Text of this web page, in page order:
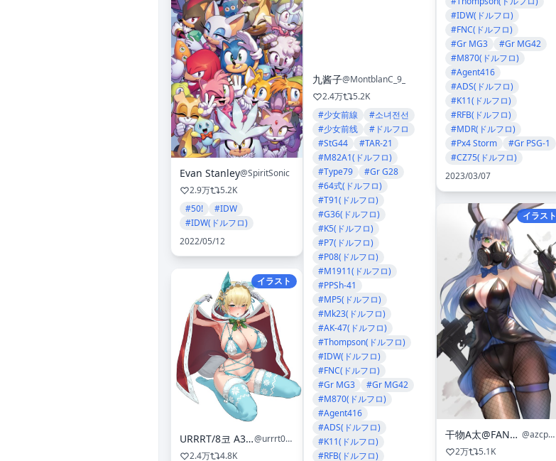
Evan Stanley@SpiritSonic
2.9万
5.2K
#50!
#IDW
#IDW(ドルフロ)
2022/05/12
イラスト
URRRT/8코 A35-36
@urrrt0321
2.4万
4.8K
九酱子@MontblanC_9_
2.4万
5.2K
#少女前線
#소녀전선
#少女前线
#ドルフロ
#StG44
#TAR-21
#M82A1(ドルフロ)
#Type79
#Gr G28
#64式(ドルフロ)
#T91(ドルフロ)
#G36(ドルフロ)
#K5(ドルフロ)
#P7(ドルフロ)
#P08(ドルフロ)
#M1911(ドルフロ)
#PPSh-41
#MP5(ドルフロ)
#Mk23(ドルフロ)
#AK-47(ドルフロ)
#Thompson(ドルフロ)
#IDW(ドルフロ)
#FNC(ドルフロ)
#Gr MG3
#Gr MG42
#M870(ドルフロ)
#Agent416
#ADS(ドルフロ)
#K11(ドルフロ)
#RFB(ドルフロ)
#IDW(ドルフロ)
#FNC(ドルフロ)
#Gr MG3
#Gr MG42
#M870(ドルフロ)
#Agent416
#ADS(ドルフロ)
#K11(ドルフロ)
#RFB(ドルフロ)
#MDR(ドルフロ)
#Px4 Storm
#Gr PSG-1
#CZ75(ドルフロ)
2023/03/07
イラスト
干物A太@FANBOX
@azcp333
2万
5.1K